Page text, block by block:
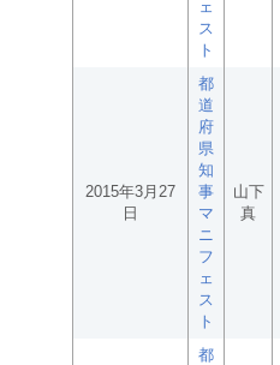
ェ
ス
ト
2015年3月27
日
都
道
府
県
知
事
マ
ニ
フ
ェ
ス
ト
山下
真
都